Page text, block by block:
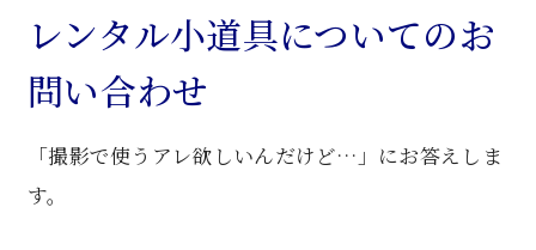
卓
個
レンタル小道具についてのお
問い合わせ
「撮影で使うアレ欲しいんだけど…」にお答えしま
す。